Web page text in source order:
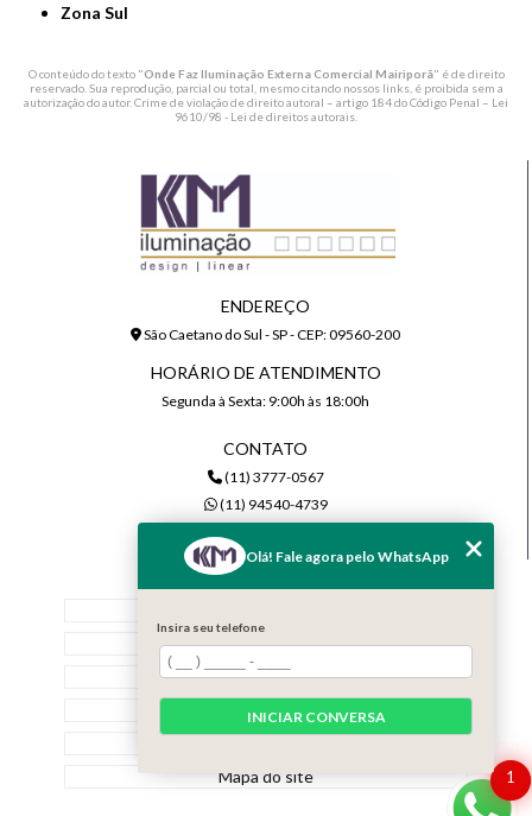
Zona Sul
O conteúdo do texto "Onde Faz Iluminação Externa Comercial Mairiporã" é de direito
reservado. Sua reprodução, parcial ou total, mesmo citando nossos links, é proibida sem a
autorização do autor. Crime de violação de direito autoral – artigo 184 do Código Penal – Lei
9610/98 - Lei de direitos autorais
ENDEREÇO
São Caetano do Sul - SP - CEP: 09560-200
HORÁRIO DE ATENDIMENTO
Segunda à Sexta: 9:00h às 18:00h
CONTATO
(11) 3777-0567
(11) 94540-4739
Quem Somos
Serviços
Contato
Mapa do site
1
Olá! Fale agora pelo WhatsApp
Insira seu telefone
INICIAR CONVERSA